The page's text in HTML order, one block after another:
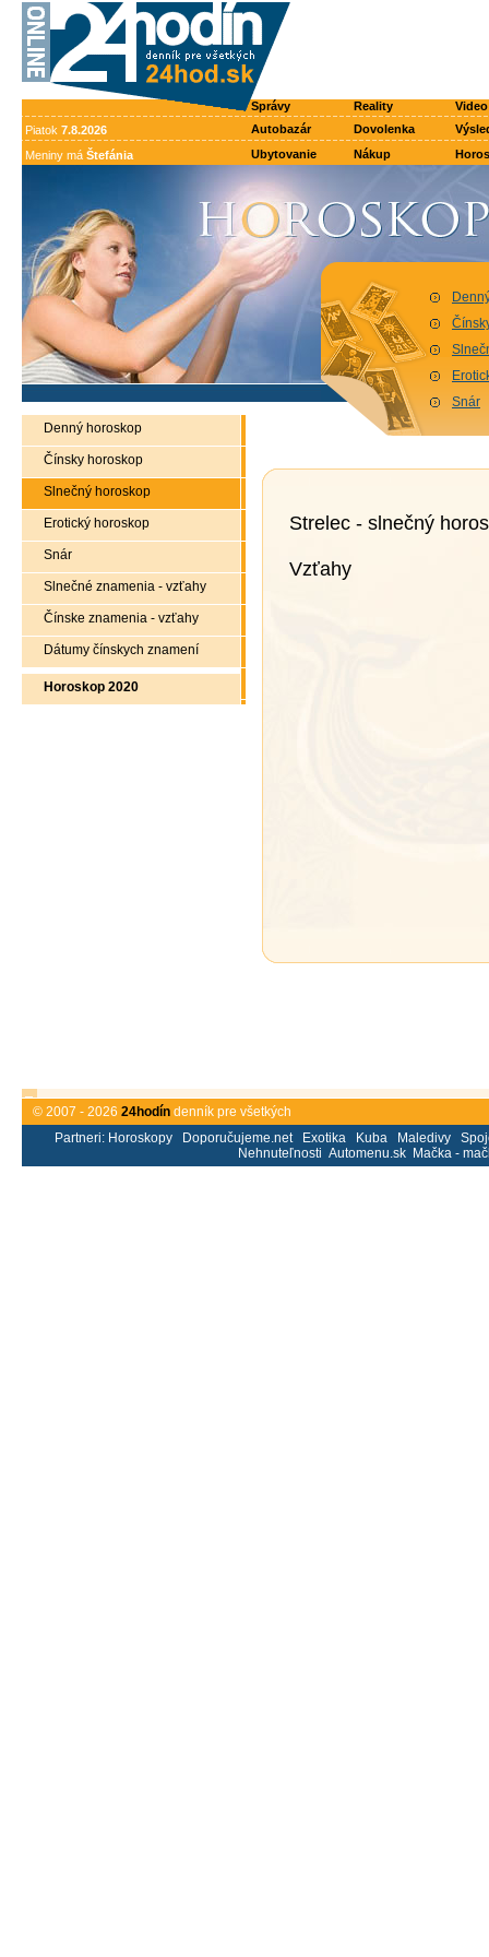
Správy Reality
Video
Piatok 7.8.2026 Autobazár Dovolenka
Meniny má Štefánia Ubytovanie Nákup
Snár
Denný horoskop
Čínsky horoskop
Slnečný horoskop
Erotický horoskop
Snár
Slnečné znamenia - vzťahy
Čínske znamenia - vzťahy
Dátumy čínskych znamení
Horoskop 2020
Strelec - slnečný
Vzťahy
© 2007 - 2026 24hodín denník pre všetkých
Partneri: Horoskopy Doporučujeme.net Exotika Kuba Maledivy
Nehnuteľnosti Automenu.sk Mačka -